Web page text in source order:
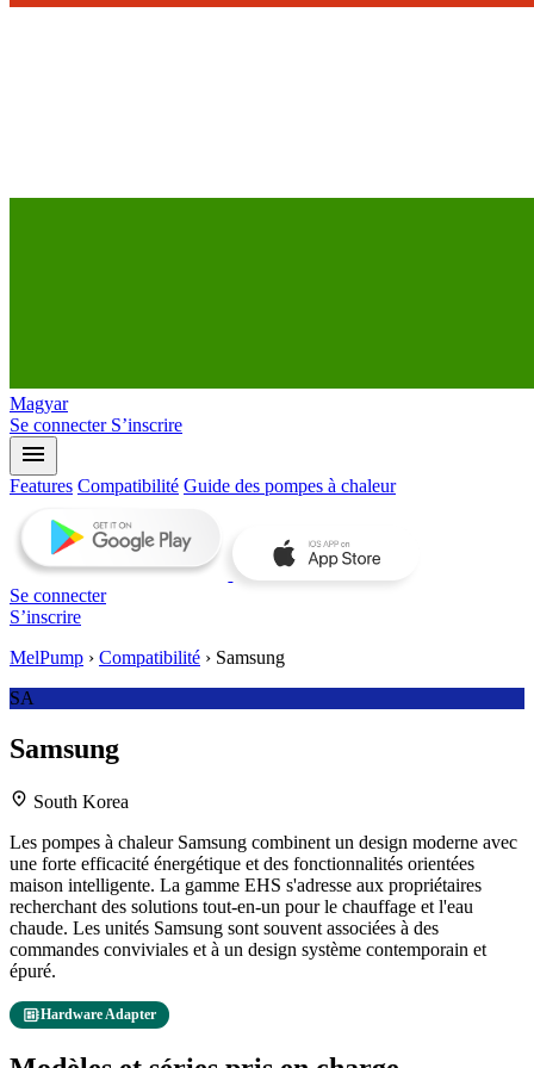
Magyar
Se connecter S’inscrire
menu
Features Compatibilité Guide des pompes à chaleur
Se connecter
S’inscrire
MelPump › Compatibilité › Samsung
SA
Samsung
location_on South Korea
Les pompes à chaleur Samsung combinent un design moderne avec
une forte efficacité énergétique et des fonctionnalités orientées
maison intelligente. La gamme EHS s'adresse aux propriétaires
recherchant des solutions tout-en-un pour le chauffage et l'eau
chaude. Les unités Samsung sont souvent associées à des
commandes conviviales et à un design système contemporain et
épuré.
developer_boardHardware Adapter